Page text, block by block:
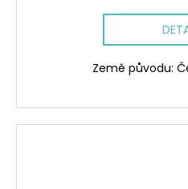
Země původu: